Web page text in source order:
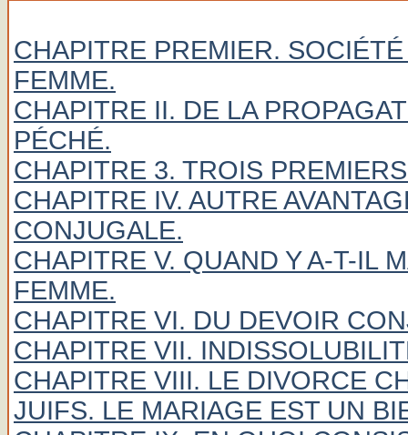
CHAPITRE PREMIER.
FEMME.
CHAPITRE II. DE LA
PÉCHÉ.
CHAPITRE 3. TROIS
CHAPITRE IV. AUTRE
CONJUGALE.
CHAPITRE V. QUAND Y A-T-IL
FEMME.
CHAPITRE VI. DU DEVOIR
CHAPITRE VII.
CHAPITRE VIII. LE DIVORCE
JUIFS. LE MARIAGE EST UN